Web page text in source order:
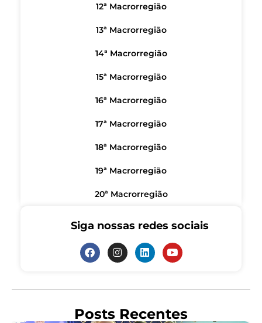
12ª Macrorregião
13ª Macrorregião
14ª Macrorregião
15ª Macrorregião
16ª Macrorregião
17ª Macrorregião
18ª Macrorregião
19ª Macrorregião
20ª Macrorregião
Siga nossas redes sociais
Posts Recentes